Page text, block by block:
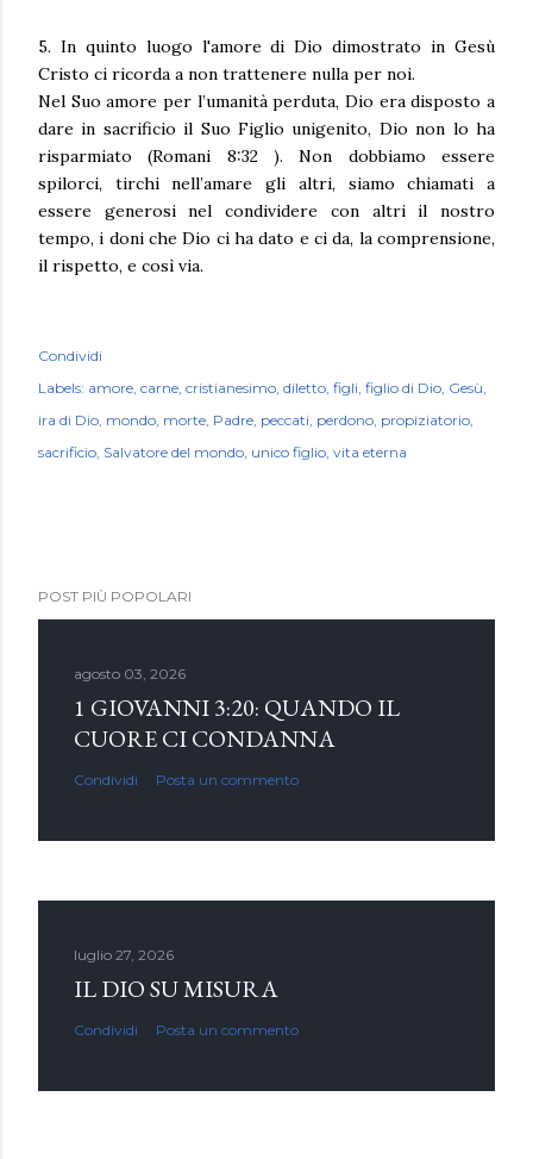
5. In quinto luogo l'amore di Dio dimostrato in Gesù
Cristo ci ricorda a non trattenere nulla per noi.
Nel Suo amore per l’umanità perduta, Dio era disposto a
dare in sacrificio il Suo Figlio unigenito, Dio non lo ha
risparmiato (Romani 8:32 ). Non dobbiamo essere
spilorci, tirchi nell’amare gli altri, siamo chiamati a
essere generosi nel condividere con altri il nostro
tempo, i doni che Dio ci ha dato e ci da, la comprensione,
il rispetto, e così via.
Condividi
Labels: amore carne cristianesimo diletto figli figlio di Dio Gesù
ira di Dio mondo morte Padre peccati perdono propiziatorio
sacrificio Salvatore del mondo unico figlio vita eterna
POST PIÙ POPOLARI
agosto 03, 2026
1 GIOVANNI 3:20: QUANDO IL
CUORE CI CONDANNA
Condividi Posta un commento
luglio 27, 2026
IL DIO SU MISURA
Condividi Posta un commento